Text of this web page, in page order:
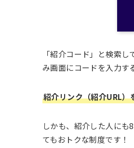
「紹介コード」と検索
み画面にコードを入力す
紹介リンク（紹介URL
しかも、紹介した人に
てもおトクな制度です！